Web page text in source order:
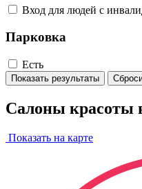
Вход для людей с
Парковка
Есть
Показать результаты
Салоны красоты
Показать на карте